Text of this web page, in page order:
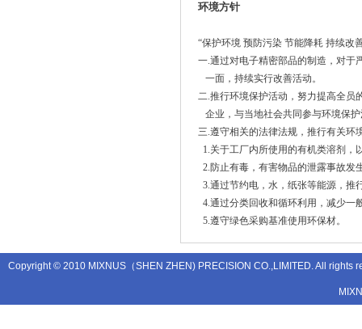
环境方针
“保护环境 预防污染 节能降耗 持续
一.通过对电子精密部品的制造，对于
一面，持续实行改善活动。
二.推行环境保护活动，努力提高全员
企业，与当地社会共同参与环境保
三.遵守相关的法律法规，推行有关环
1.关于工厂内所使用的有机类溶剂，
2.防止有毒，有害物品的泄露事故发
3.通过节约电，水，纸张等能源，推
4.通过分类回收和循环利用，减少一
5.遵守绿色采购基准使用环保材。
Copyright © 2010 MIXNUS（SHEN ZHEN) PRECISION CO.,LIMITED. All rights